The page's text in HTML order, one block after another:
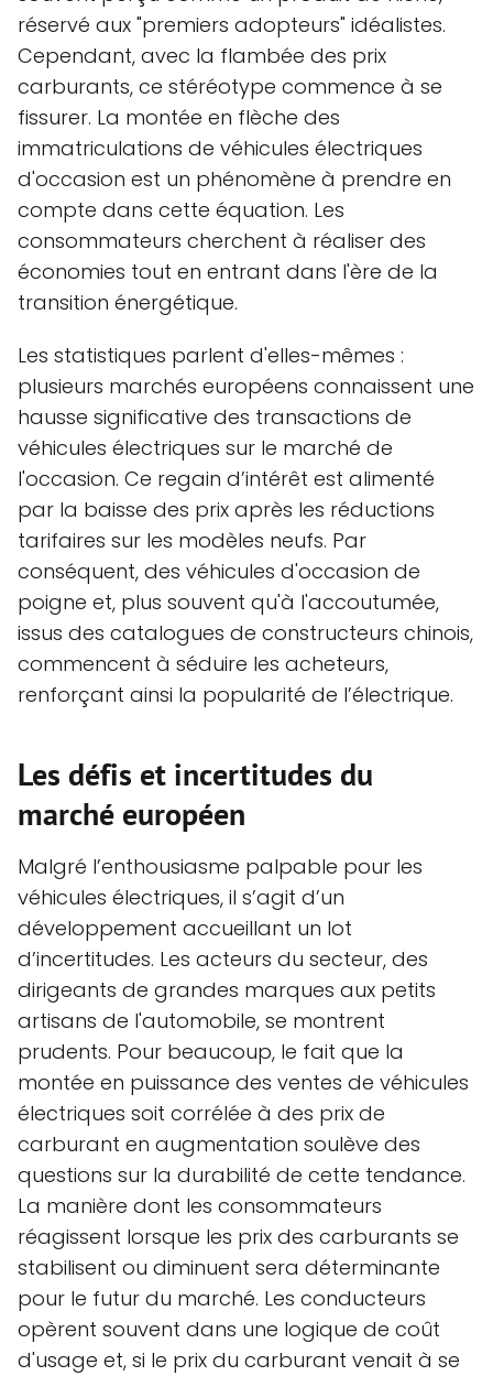
réservé aux "premiers adopteurs" idéalistes.
Cependant, avec la flambée des prix
carburants, ce stéréotype commence à se
fissurer. La montée en flèche des
immatriculations de véhicules électriques
d'occasion est un phénomène à prendre en
compte dans cette équation. Les
consommateurs cherchent à réaliser des
économies tout en entrant dans l'ère de la
transition énergétique.
Les statistiques parlent d'elles-mêmes :
plusieurs marchés européens connaissent une
hausse significative des transactions de
véhicules électriques sur le marché de
l'occasion. Ce regain d’intérêt est alimenté
par la baisse des prix après les réductions
tarifaires sur les modèles neufs. Par
conséquent, des véhicules d'occasion de
poigne et, plus souvent qu'à l'accoutumée,
issus des catalogues de constructeurs chinois,
commencent à séduire les acheteurs,
renforçant ainsi la popularité de l’électrique.
Les défis et incertitudes du
marché européen
Malgré l’enthousiasme palpable pour les
véhicules électriques, il s’agit d’un
développement accueillant un lot
d’incertitudes. Les acteurs du secteur, des
dirigeants de grandes marques aux petits
artisans de l'automobile, se montrent
prudents. Pour beaucoup, le fait que la
montée en puissance des ventes de véhicules
électriques soit corrélée à des prix de
carburant en augmentation soulève des
questions sur la durabilité de cette tendance.
La manière dont les consommateurs
réagissent lorsque les prix des carburants se
stabilisent ou diminuent sera déterminante
pour le futur du marché. Les conducteurs
opèrent souvent dans une logique de coût
d'usage et, si le prix du carburant venait à se